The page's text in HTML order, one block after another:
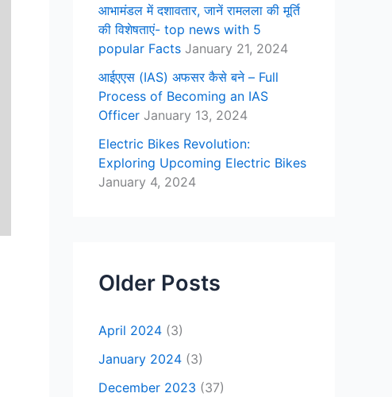
आभामंडल में दशावतार, जानें रामलला की मूर्ति
की विशेषताएं- top news with 5
popular Facts January 21, 2024
आईएएस (IAS) अफसर कैसे बने – Full
Process of Becoming an IAS
Officer January 13, 2024
Electric Bikes Revolution:
Exploring Upcoming Electric Bikes
January 4, 2024
Older Posts
April 2024 (3)
January 2024 (3)
December 2023 (37)